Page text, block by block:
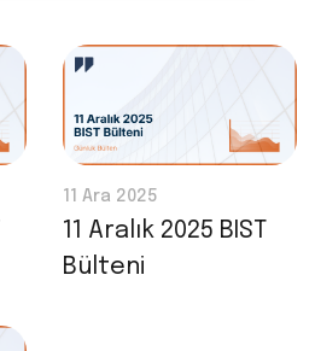
11 Ara 2025
11 Aralık 2025 BIST
Bülteni